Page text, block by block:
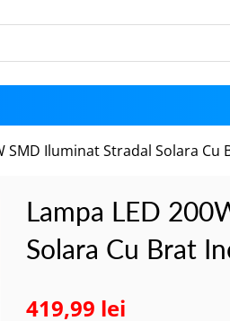
SMD Iluminat Stradal Solara
Lampa LED
Solara Cu Brat
419,99 lei